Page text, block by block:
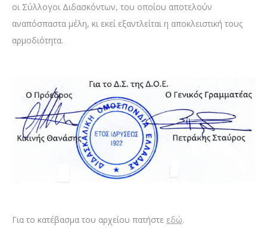
οι Σύλλογοι Διδασκόντων, του οποίου αποτελούν
αναπόσπαστα μέλη, κι εκεί εξαντλείται η αποκλειστική τους
αρμοδιότητα.
Για το κατέβασμα του αρχείου πατήστε εδώ.